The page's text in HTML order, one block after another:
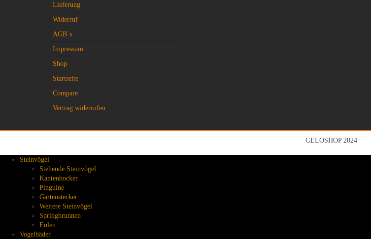
Lieferung
Widerruf
AGB`s
Impressum
Shop
Startseite
Compare
Vertrag widerrufen
GELOSHOP 2024
Steinvögel
Stehende Steinvögel
Kantenhocker
Pinguine
Gartenstecker
Weitere Steinvögel
Springbrunnen
Eulen
Vogelbäder